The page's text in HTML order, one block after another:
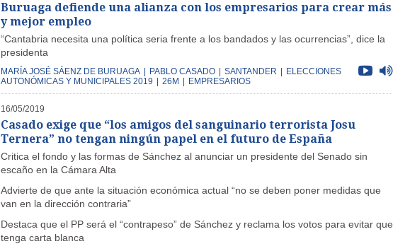
Buruaga defiende una alianza con los empresarios para crear más
y mejor empleo
“Cantabria necesita una política seria frente a los bandados y las ocurrencias”, dice la
presidenta
MARÍA JOSÉ SÁENZ DE BURUAGA PABLO CASADO SANTANDER
ELECCIONES
AUTONÓMICAS Y MUNICIPALES 2019
26M EMPRESARIOS
16/05/2019
Casado exige que “los amigos del sanguinario terrorista Josu
Ternera” no tengan ningún papel en el futuro de España
Critica el fondo y las formas de Sánchez al anunciar un presidente del Senado sin
escaño en la Cámara Alta
Advierte de que ante la situación económica actual “no se deben poner medidas que
van en la dirección contraria”
Destaca que el PP será el “contrapeso” de Sánchez y reclama los votos para evitar que
tenga carta blanca